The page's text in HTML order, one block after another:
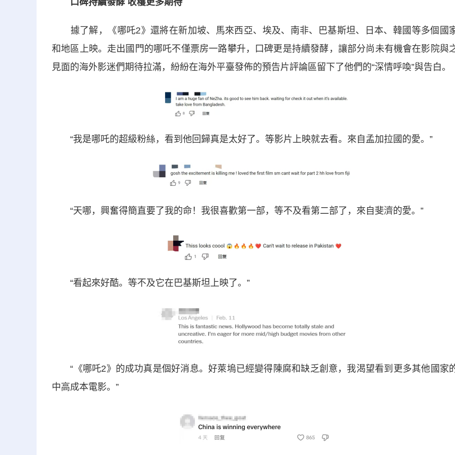
口碑持續發酵 收穫更多期待
據了解，《哪吒2》還將在新加坡、馬來西亞、埃及、南非、巴基斯坦、日本、韓國等多個國
和地區上映。走出國門的哪吒不僅票房一路攀升，口碑更是持續發酵，讓部分尚未有機會在影院與
見面的海外影迷們期待拉滿，紛紛在海外平臺發佈的預告片評論區留下了他們的“深情呼喚”與告白。
“我是哪吒的超級粉絲，看到他回歸真是太好了。等影片上映就去看。來自孟加拉國的愛。”
“天哪，興奮得簡直要了我的命！我很喜歡第一部，等不及看第二部了，來自斐濟的愛。”
“看起來好酷。等不及它在巴基斯坦上映了。”
“《哪吒2》的成功真是個好消息。好萊塢已經變得陳腐和缺乏創意，我渴望看到更多其他國家
中高成本電影。”